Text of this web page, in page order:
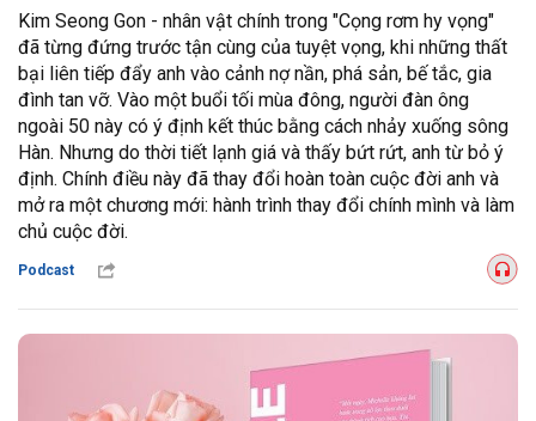
Kim Seong Gon - nhân vật chính trong "Cọng rơm hy vọng"
đã từng đứng trước tận cùng của tuyệt vọng, khi những thất
bại liên tiếp đẩy anh vào cảnh nợ nần, phá sản, bế tắc, gia
đình tan vỡ. Vào một buổi tối mùa đông, người đàn ông
ngoài 50 này có ý định kết thúc bằng cách nhảy xuống sông
Hàn. Nhưng do thời tiết lạnh giá và thấy bứt rứt, anh từ bỏ ý
định. Chính điều này đã thay đổi hoàn toàn cuộc đời anh và
mở ra một chương mới: hành trình thay đổi chính mình và làm
chủ cuộc đời.
Podcast